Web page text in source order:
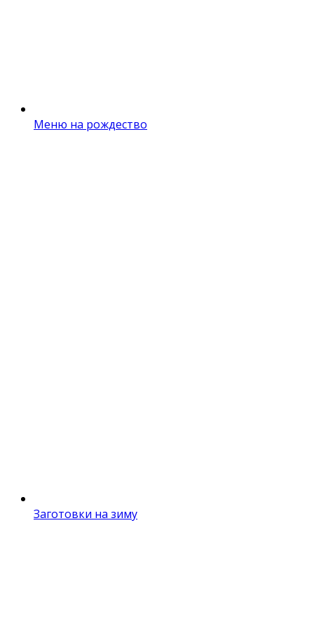
Меню на рождество
Заготовки на зиму